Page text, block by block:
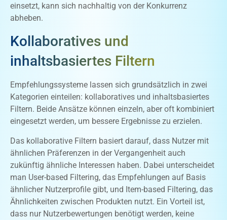
einsetzt, kann sich nachhaltig von der Konkurrenz
abheben.
Kollaboratives und
inhaltsbasiertes Filtern
Empfehlungssysteme lassen sich grundsätzlich in zwei
Kategorien einteilen: kollaboratives und inhaltsbasiertes
Filtern. Beide Ansätze können einzeln, aber oft kombiniert
eingesetzt werden, um bessere Ergebnisse zu erzielen.
Das kollaborative Filtern basiert darauf, dass Nutzer mit
ähnlichen Präferenzen in der Vergangenheit auch
zukünftig ähnliche Interessen haben. Dabei unterscheidet
man User-based Filtering, das Empfehlungen auf Basis
ähnlicher Nutzerprofile gibt, und Item-based Filtering, das
Ähnlichkeiten zwischen Produkten nutzt. Ein Vorteil ist,
dass nur Nutzerbewertungen benötigt werden, keine